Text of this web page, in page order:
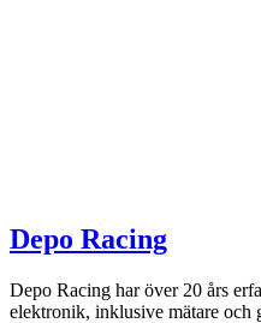
Depo Racing
Depo Racing har över 20 års
elektronik, inklusive mätare och